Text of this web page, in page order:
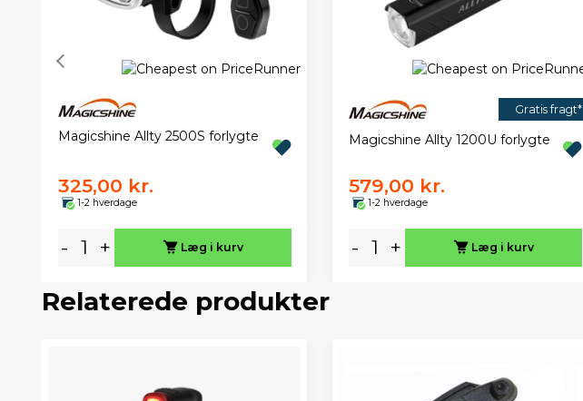
Magicshine Allty 2500S forlygte
325,00 kr.
1-2 hverdage
- + Læg i kurv
Gratis fragt*
Magicshine Allty 1200U forlygte
579,00 kr.
1-2 hverdage
- + Læg i kurv
Relaterede produkter